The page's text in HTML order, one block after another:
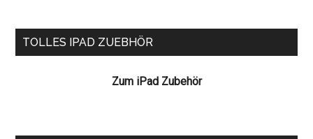
eure
Seitenspalte
TOLLES IPAD ZUEBHÖR
Zum iPad Zubehör